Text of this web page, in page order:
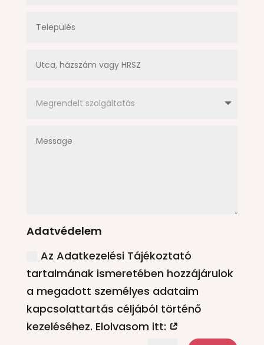
Adatvédelem
Az Adatkezelési Tájékoztató
tartalmának ismeretében hozzájárulok
a megadott személyes adataim
kapcsolattartás céljából történő
kezeléséhez. Elolvasom itt: